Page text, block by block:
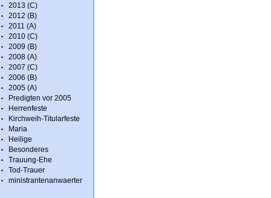
2013 (C)
2012 (B)
2011 (A)
2010 (C)
2009 (B)
2008 (A)
2007 (C)
2006 (B)
2005 (A)
Predigten vor 2005
Herrenfeste
Kirchweih-Titularfeste
Maria
Heilige
Besonderes
Trauung-Ehe
Tod-Trauer
ministrantenanwaerter